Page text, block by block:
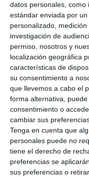
datos personales, como
estándar enviada por
personalizado,
investigación de
permiso, nosotros y
localización geográfica
características de
su consentimiento a
que llevemos a cabo el
forma alternativa,
consentimiento o
cambiar sus
Tenga en cuenta que
personales puede no
tiene el derecho de
preferencias se
sus preferencias o